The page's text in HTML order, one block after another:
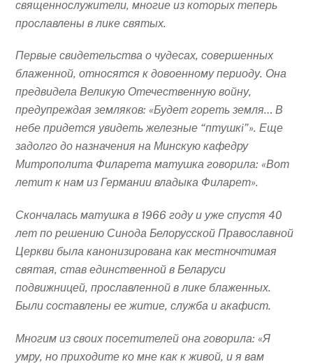
священнослужители, многие из которых теперь
прославлены в лике святых.
Первые свидетельства о чудесах, совершенных
блаженной, относятся к довоенному периоду. Она
предвидела Великую Отечественную войну,
предупреждая земляков: «Будет гореть земля… В
небе придется увидеть железные “птушкi”». Еще
задолго до назначения на Минскую кафедру
Митрополита Филарета матушка говорила: «Вот
летит к нам из Германии владыка Филарет».
Скончалась матушка в 1966 году и уже спустя 40
лет по решению Синода Белорусской Православной
Церкви была канонизирована как местночтимая
святая, став единственной в Беларуси
подвижницей, прославленной в лике блаженных.
Были составлены ее житие, служба и акафист.
Многим из своих посетителей она говорила: «Я
умру, но приходите ко мне как к живой, и я вам